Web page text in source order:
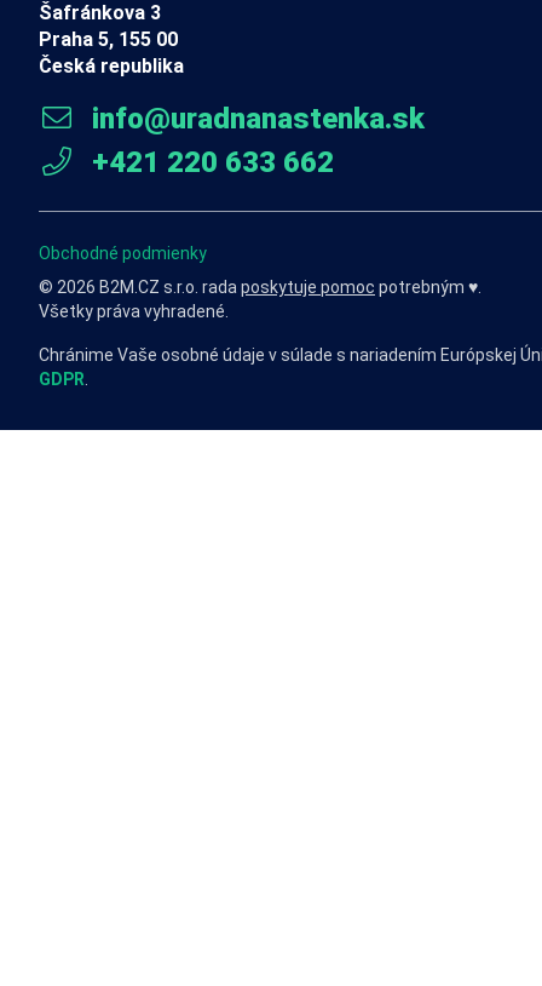
Šafránkova 3
Praha 5, 155 00
Česká republika
info@uradnanastenka.sk
+421 220 633 662
Obchodné podmienky
© 2026 B2M.CZ s.r.o. rada poskytuje pomoc potrebným ♥️.
Všetky práva vyhradené.
Chránime Vaše osobné údaje v súlade s nariadením Európskej
GDPR